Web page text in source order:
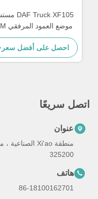
DAF Truck XF105 مستشعر
موضع العمود المرفقي OEM
0281002676 1607436
احصل على أفضل سعر
سريعًا
عنوان
325200
هاتف
86-18100162701